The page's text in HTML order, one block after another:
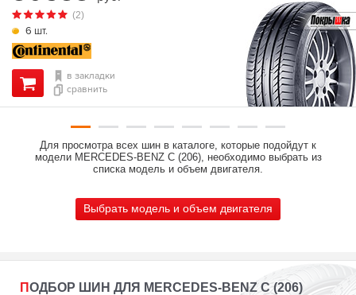
6 шт.
(2)
в закладки
сравнить
Для просмотра всех шин в каталоге, которые подойдут к
модели MERCEDES-BENZ C (206), необходимо выбрать из
списка модель и объем двигателя.
Выбрать модель и объем двигателя
ПОДБОР ШИН ДЛЯ MERCEDES-BENZ C (206)